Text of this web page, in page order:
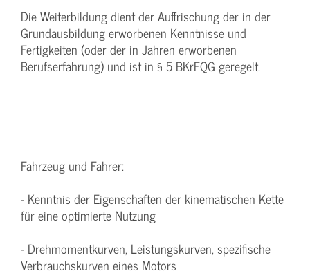
Die Weiterbildung dient der Auffrischung der in der
Grundausbildung erworbenen Kenntnisse und
Fertigkeiten (oder der in Jahren erworbenen
Berufserfahrung) und ist in § 5 BKrFQG geregelt.
Fahrzeug und Fahrer:
- Kenntnis der Eigenschaften der kinematischen Kette
für eine optimierte Nutzung
- Drehmomentkurven, Leistungskurven, spezifische
Verbrauchskurven eines Motors